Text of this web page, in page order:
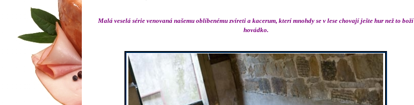
Malá veselá série venovaná našemu oblíbenému zvíreti a kacerum, kterí mnohdy se v lese chovají ješte hur než to boží
hovádko.